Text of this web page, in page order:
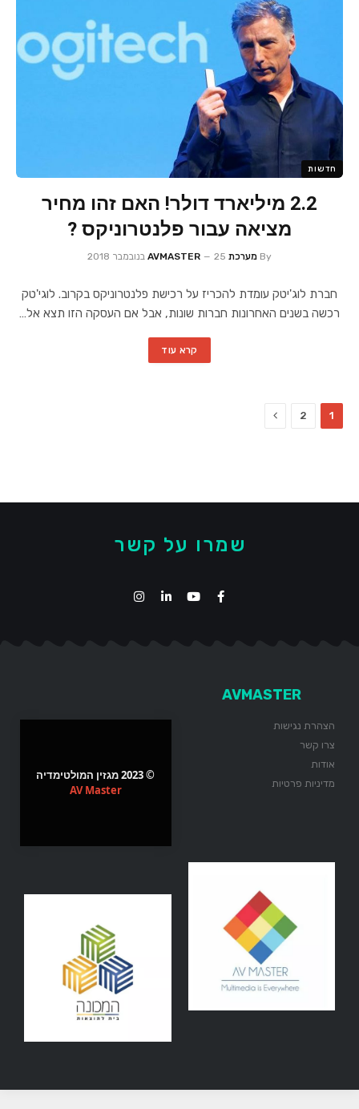
חדשות
2.2 מיליארד דולר! האם זהו מחיר
מציאה עבור פלנטרוניקס ?
By מערכת AVMASTER 25 בנובמבר 2018
חברת לוג'יטק עומדת להכריז על רכישת פלנטרוניקס בקרוב. לוגי'טק
רכשה בשנים האחרונות חברות שונות, אבל אם העסקה הזו תצא אל…
קרא עוד
1
2
Next
שמרו על קשר
AVMASTER
הצהרת נגישות
צרו קשר
אודות
מדיניות פרטיות
© 2023 מגזין המולטימדיה
AV Master